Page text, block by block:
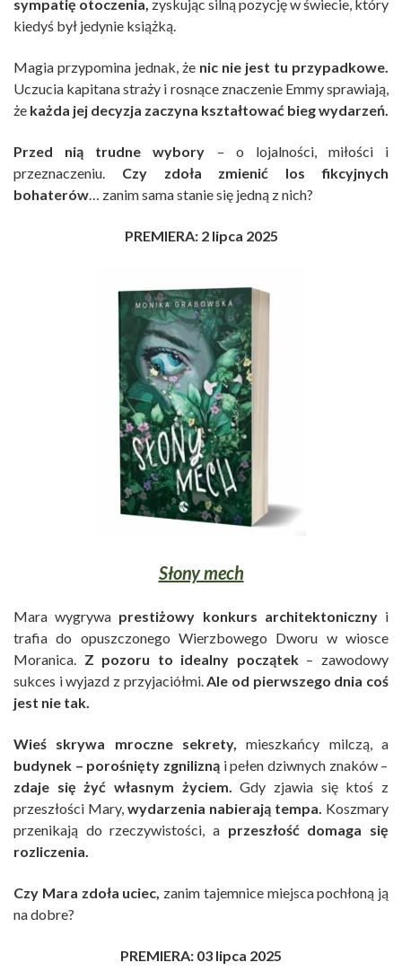
sympatię otoczenia, zyskując silną pozycję w świecie, który
kiedyś był jedynie książką.
Magia przypomina jednak, że nic nie jest tu przypadkowe.
Uczucia kapitana straży i rosnące znaczenie Emmy sprawiają,
że każda jej decyzja zaczyna kształtować bieg wydarzeń.
Przed nią trudne wybory – o lojalności, miłości i
przeznaczeniu. Czy zdoła zmienić los fikcyjnych
bohaterów … zanim sama stanie się jedną z nich?
PREMIERA: 2 lipca 2025
Słony mech
Mara wygrywa prestiżowy konkurs architektonicznyi
trafia do opuszczonego Wierzbowego Dworu w wiosce
Moranica.
Z pozoru to idealny początek– zawodowy
sukces i wyjazd z przyjaciółmi. Ale od pierwszego dnia coś
jest nie tak.
Wieś skrywa mroczne sekrety,
mieszkańcy milczą, a
budynek – porośnięty zgnilizną i pełen dziwnych znaków –
zdaje się żyć własnym życiem.
Gdy zjawia się ktoś z
przeszłości Mary, wydarzenia nabierają tempa. Koszmary
przenikają do rzeczywistości, a przeszłość domaga się
rozliczenia.
Czy Mara zdoła uciec, zanim tajemnice miejsca pochłoną ją
na dobre?
PREMIERA: 03 lipca 2025